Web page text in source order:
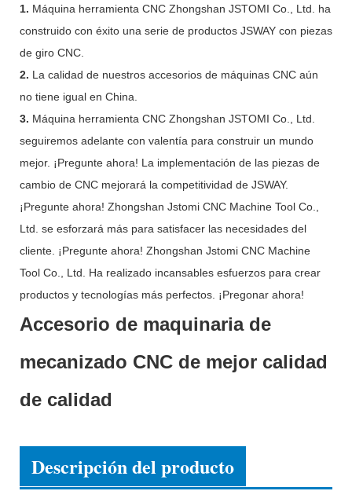
1. Máquina herramienta CNC Zhongshan JSTOMI Co., Ltd. ha
construido con éxito una serie de productos JSWAY con piezas
de giro CNC.
2. La calidad de nuestros accesorios de máquinas CNC aún
no tiene igual en China.
3. Máquina herramienta CNC Zhongshan JSTOMI Co., Ltd.
seguiremos adelante con valentía para construir un mundo
mejor. ¡Pregunte ahora! La implementación de las piezas de
cambio de CNC mejorará la competitividad de JSWAY.
¡Pregunte ahora! Zhongshan Jstomi CNC Machine Tool Co.,
Ltd. se esforzará más para satisfacer las necesidades del
cliente. ¡Pregunte ahora! Zhongshan Jstomi CNC Machine
Tool Co., Ltd. Ha realizado incansables esfuerzos para crear
productos y tecnologías más perfectos. ¡Pregonar ahora!
Accesorio de maquinaria de
mecanizado CNC de mejor calidad
de calidad
Descripción del producto